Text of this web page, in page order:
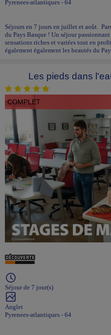
Planète Aventures organise
rassemblement général (Paris
du Nord) où la plupart des
TGV jusqu'à la gare d'arrivée.
Un autocar amènera le groupe
camping (selon la nature du séjour).
Préparer le départ
Pyrenees-atlantiques - 64
Séjours en 7 jours en juillet et août.
du Pays Basque ! Un séjour
sensations riches et variées tout en
également également les beautés du
Les pieds dans
COMPLET
Séjour de 7 jour(s)
Anglet
Pyrenees-atlantiques - 64